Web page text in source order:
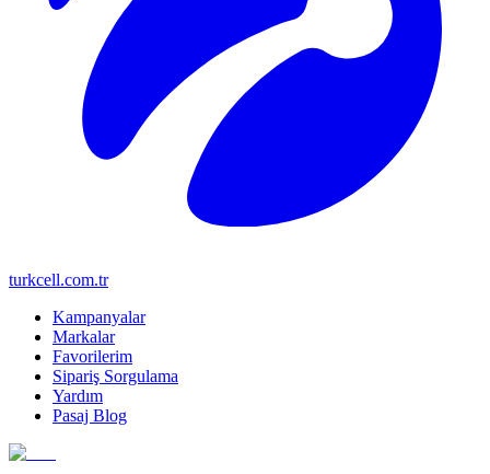
turkcell.com.tr
Kampanyalar
Markalar
Favorilerim
Sipariş Sorgulama
Yardım
Pasaj Blog